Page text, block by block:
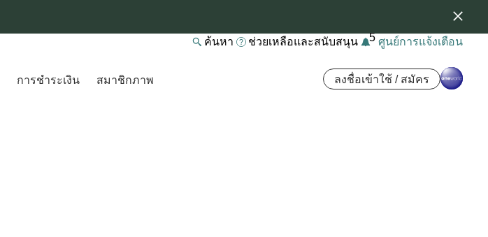
ค้นหา ช่วยเหลือและสนับสนุน 5 ศูนย์การแจ้งเตือน
การชำระเงิน สมาชิกภาพ ลงชื่อเข้าใช้ / สมัคร